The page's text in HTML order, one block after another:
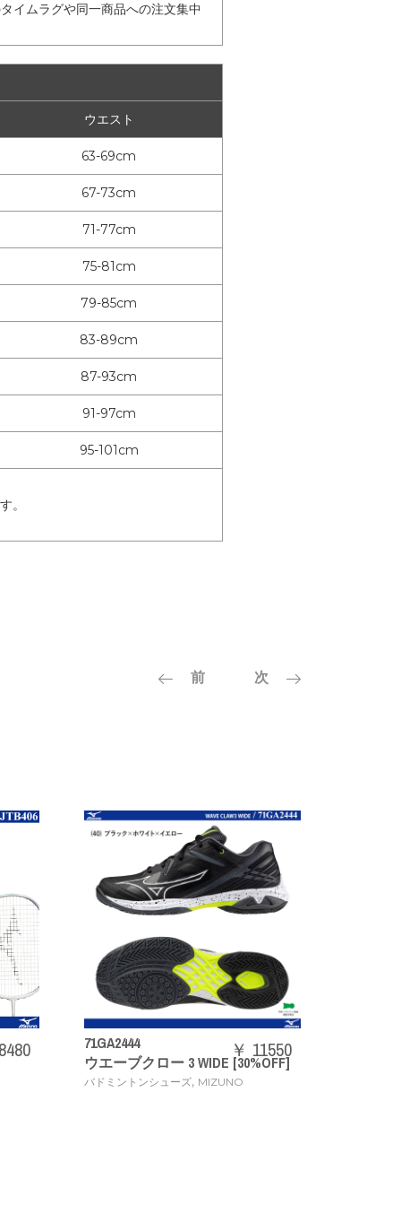
イムラグや同一商品への注文集中
ウエスト
63-69cm
67-73cm
71-77cm
75-81cm
79-85cm
83-89cm
87-93cm
91-97cm
95-101cm
。
前 次
[30%OFF]
￥ 11550
73JTB403
ACROSPEED3
バドミントンラケット
￥ 20240